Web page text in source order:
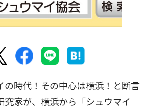
の時代！その中心は横浜！と断言
究家が、横浜から「シュウマイ